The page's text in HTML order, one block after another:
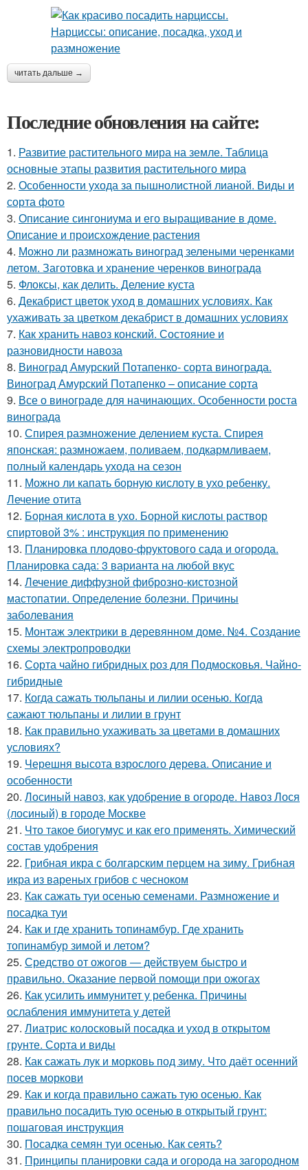
читать дальше →
Последние обновления на сайте:
1. Развитие растительного мира на земле. Таблица
основные этапы развития растительного мира
2. Особенности ухода за пышнолистной лианой. Виды и
сорта фото
3. Описание сингониума и его выращивание в доме.
Описание и происхождение растения
4. Можно ли размножать виноград зелеными черенками
летом. Заготовка и хранение черенков винограда
5. Флоксы, как делить. Деление куста
6. Декабрист цветок уход в домашних условиях. Как
ухаживать за цветком декабрист в домашних условиях
7. Как хранить навоз конский. Состояние и
разновидности навоза
8. Виноград Амурский Потапенко- сорта винограда.
Виноград Амурский Потапенко – описание сорта
9. Все о винограде для начинающих. Особенности роста
винограда
10. Спирея размножение делением куста. Спирея
японская: размножаем, поливаем, подкармливаем,
полный календарь ухода на сезон
11. Можно ли капать борную кислоту в ухо ребенку.
Лечение отита
12. Борная кислота в ухо. Борной кислоты раствор
спиртовой 3% : инструкция по применению
13. Планировка плодово-фруктового сада и огорода.
Планировка сада: 3 варианта на любой вкус
14. Лечение диффузной фиброзно-кистозной
мастопатии. Определение болезни. Причины
заболевания
15. Монтаж электрики в деревянном доме. №4. Создание
схемы электропроводки
16. Сорта чайно гибридных роз для Подмосковья. Чайно-
гибридные
17. Когда сажать тюльпаны и лилии осенью. Когда
сажают тюльпаны и лилии в грунт
18. Как правильно ухаживать за цветами в домашних
условиях?
19. Черешня высота взрослого дерева. Описание и
особенности
20. Лосиный навоз, как удобрение в огороде. Навоз Лося
(лосиный) в городе Москве
21. Что такое биогумус и как его применять. Химический
состав удобрения
22. Грибная икра с болгарским перцем на зиму. Грибная
икра из вареных грибов с чесноком
23. Как сажать туи осенью семенами. Размножение и
посадка туи
24. Как и где хранить топинамбур. Где хранить
топинамбур зимой и летом?
25. Средство от ожогов ― действуем быстро и
правильно. Оказание первой помощи при ожогах
26. Как усилить иммунитет у ребенка. Причины
ослабления иммунитета у детей
27. Лиатрис колосковый посадка и уход в открытом
грунте. Сорта и виды
28. Как сажать лук и морковь под зиму. Что даёт осенний
посев моркови
29. Как и когда правильно сажать тую осенью. Как
правильно посадить тую осенью в открытый грунт:
пошаговая инструкция
30. Посадка семян туи осенью. Как сеять?
31. Принципы планировки сада и огорода на загородном